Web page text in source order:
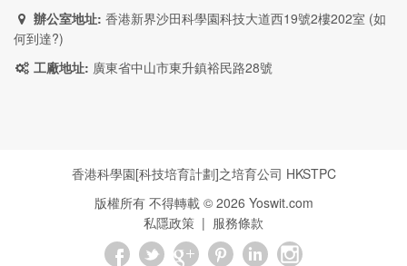
辦公室地址: 香港新界沙田科學園科技大道西19號2樓202室 (如
何到達?)
工廠地址: 廣東省中山市東升鎮裕民路28號
香港科學園[科技培育計劃]之培育公司 HKSTPC
版權所有 不得轉載 © 2026 Yoswit.com
私隱政策 | 服務條款